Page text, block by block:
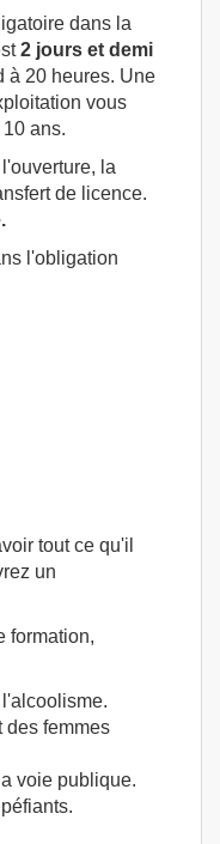
dans la
2 jours et demi
à 20 heures. Une
vous
ans.
la
de licence.
l'obligation
tout ce qu'il
un
formation,
des femmes
voie publique.